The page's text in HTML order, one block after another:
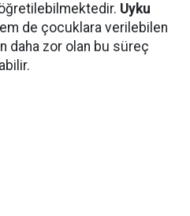
Uyku
de çocuklara verilebilen
daha zor olan bu süreç